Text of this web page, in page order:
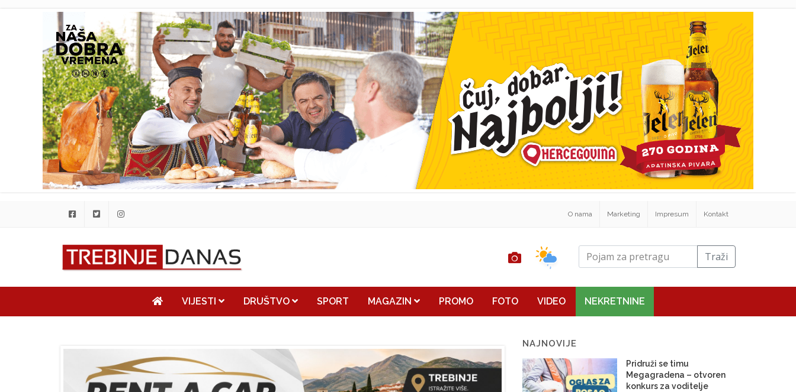
O nama Marketing Impresum Kontakt
Traži
VIJESTI DRUŠTVO SPORT MAGAZIN PROMO FOTO VIDEO NEKRETNINE
NAJNOVIJE
Pridruži se timu
Megagradena – otvoren
konkurs za voditelje